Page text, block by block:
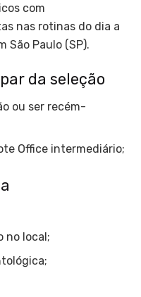
com
nas rotinas do dia a
São Paulo (SP).
da seleção
ou ser recém-
Office intermediário;
no local;